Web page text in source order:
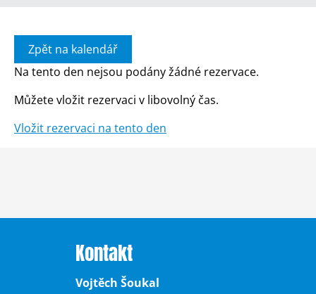
Zpět na kalendář
Na tento den nejsou podány žádné rezervace.
Můžete vložit rezervaci v libovolný čas.
Vložit rezervaci na tento den
Kontakt
Vojtěch Šoukal